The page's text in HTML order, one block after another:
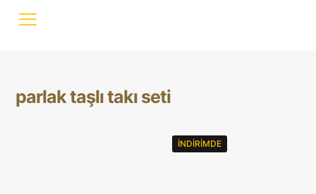
parlak taşlı takı seti
İNDIRIMDE